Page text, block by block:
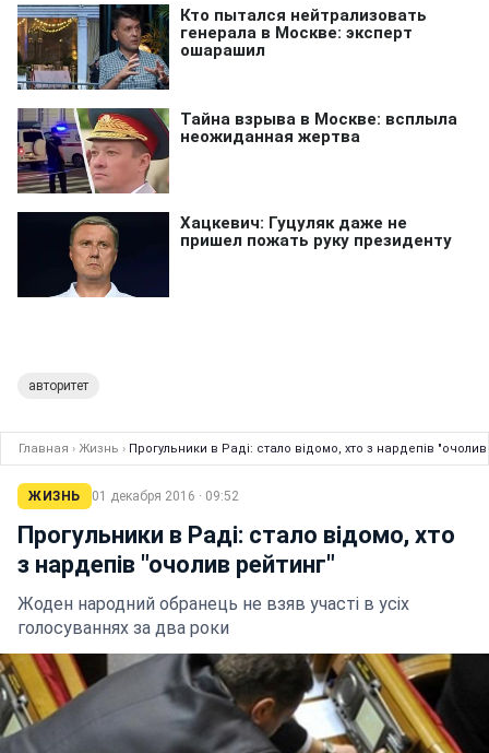
авторитет
Главная › Жизнь › Прогульники в Раді: стало відомо, хто з нардепів
ЖИЗНЬ 01 декабря 2016 · 09:52
Прогульники в Раді: стало відомо, хто
з нардепів "очолив рейтинг"
Жоден народний обранець не взяв участі в усіх
голосуваннях за два роки